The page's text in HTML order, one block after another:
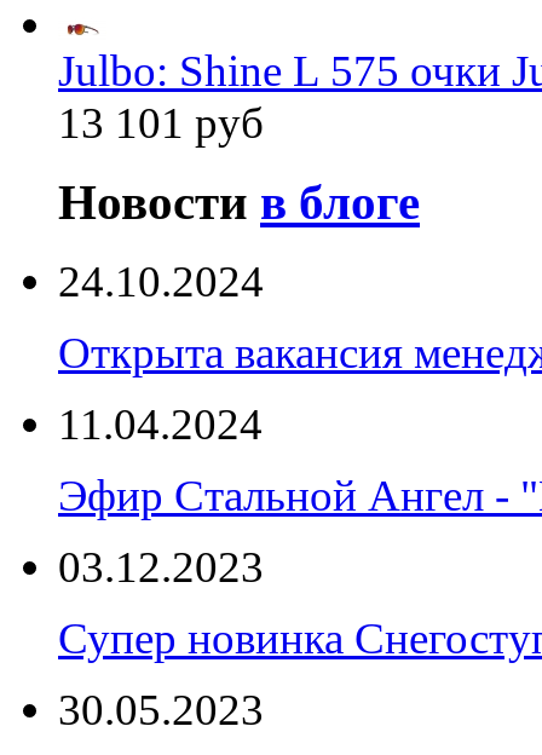
Julbo: Shine L 575 очки
13 101 руб
Новости в блоге
24.10.2024
Открыта вакансия
11.04.2024
Эфир Стальной Ангел -
03.12.2023
Супер новинка
30.05.2023